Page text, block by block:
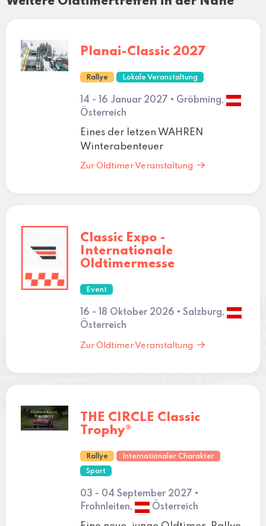
Planai-Classic 2027
Rallye Lokale Veranstaltung
14 - 16 Januar 2027 • Gröbming,
Österreich
Eines der letzen WAHREN
Winterabenteuer
Zur Oldtimer Veranstaltung
Classic Expo -
Internationale
Oldtimermesse
Event
16 - 18 Oktober 2026 • Salzburg,
Österreich
Zur Oldtimer Veranstaltung
THE CIRCLE Classic
Trophy®
Rallye Internationaler Charakter
Sport
03 - 04 September 2027 •
Frohnleiten,
Österreich